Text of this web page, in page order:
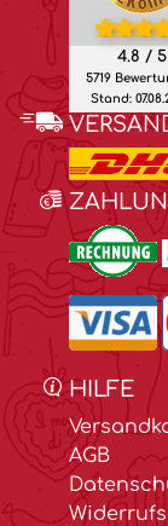
4.8 / 5
5719
Stand:
HILFE
AGB